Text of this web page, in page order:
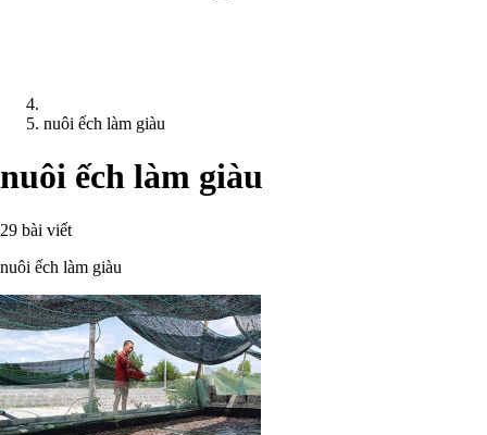
nuôi ếch làm giàu
nuôi ếch làm giàu
29 bài viết
nuôi ếch làm giàu